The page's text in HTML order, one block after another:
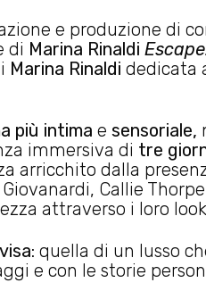
e produzione di
di Marina Rinaldi
Marina Rinaldi dedicata
più intima e sensoriale,
immersiva di tre
arricchito dalla
Callie
attraverso i loro
: quella di un lusso
e con le storie